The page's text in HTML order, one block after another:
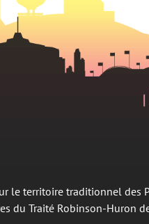
le territoire traditionnel des
du Traité Robinson-Huron